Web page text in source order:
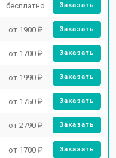
бесплатно Заказать
от 1900 ₽ Заказать
от 1700 ₽ Заказать
от 1990 ₽ Заказать
от 1750 ₽ Заказать
от 2790 ₽ Заказать
от 1700 ₽ Заказать